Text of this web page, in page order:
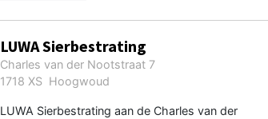
LUWA Sierbestrating
Charles van der Nootstraat 7
1718 XS Hoogwoud
LUWA Sierbestrating aan de Charles van der